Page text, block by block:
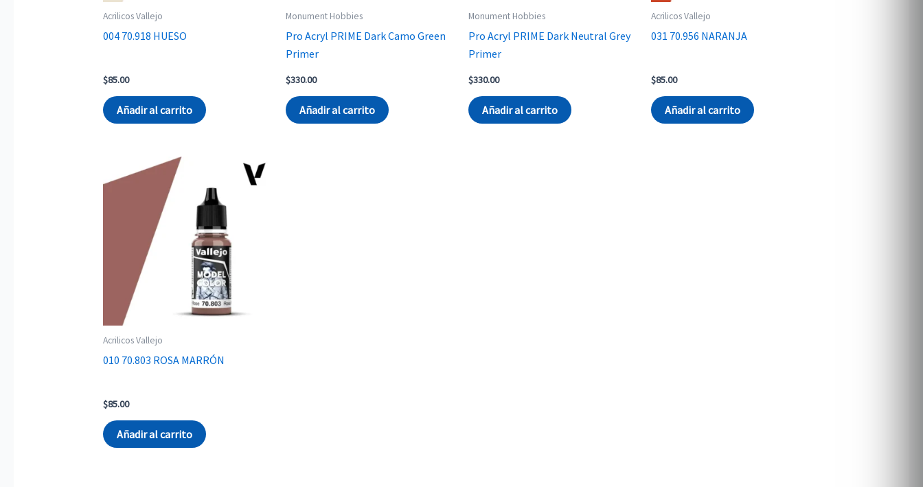
Acrilicos Vallejo
004 70.918 HUESO
$85.00
Añadir al carrito
Monument Hobbies
Pro Acryl PRIME Dark Camo Green
Primer
$330.00
Añadir al carrito
Monument Hobbies
Pro Acryl PRIME Dark Neutral Grey
Primer
$330.00
Añadir al carrito
Acrilicos Vallejo
031 70.956 NARANJA
$85.00
Añadir al carrito
Acrilicos Vallejo
010 70.803 ROSA MARRÓN
$85.00
Añadir al carrito